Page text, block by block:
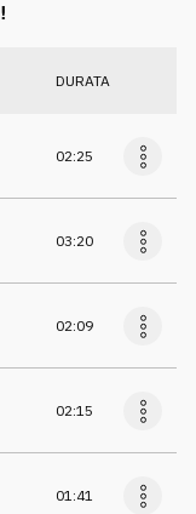
DURATA
02:25
03:20
02:09
02:15
01:41